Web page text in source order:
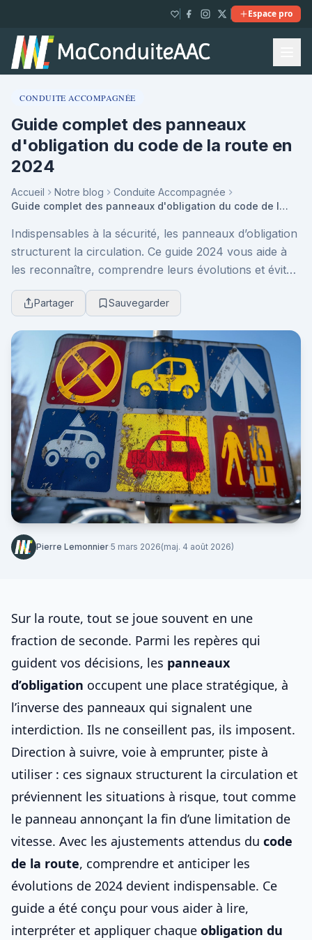
Espace pro
CONDUITE ACCOMPAGNÉE
Guide complet des panneaux
d'obligation du code de la route en
2024
Accueil Notre blog
Conduite Accompagnée
Guide complet des panneaux d'obligation du code de la route en 2024
Indispensables à la sécurité, les panneaux d’obligation
structurent la circulation. Ce guide 2024 vous aide à
les reconnaître, comprendre leurs évolutions et éviter
les erreurs, pour une conduite conf...
Partager Sauvegarder
Pierre Lemonnier·5 mars 2026(maj. 4 août 2026)
Sur la route, tout se joue souvent en une
fraction de seconde. Parmi les repères qui
guident vos décisions, les panneaux
d’obligation occupent une place stratégique, à
l’inverse des panneaux qui signalent une
interdiction. Ils ne conseillent pas, ils imposent.
Direction à suivre, voie à emprunter, piste à
utiliser : ces signaux structurent la circulation et
préviennent les situations à risque, tout comme
le panneau annonçant la fin d’une limitation de
vitesse. Avec les ajustements attendus du code
de la route, comprendre et anticiper les
évolutions de 2024 devient indispensable. Ce
guide a été conçu pour vous aider à lire,
interpréter et appliquer chaque obligation du